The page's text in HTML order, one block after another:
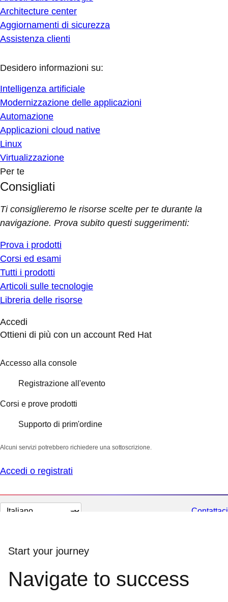
Architecture center
Aggiornamenti di sicurezza
Assistenza clienti
Desidero informazioni su:
Intelligenza artificiale
Modernizzazione delle applicazioni
Automazione
Applicazioni cloud native
Linux
Virtualizzazione
Per te
Consigliati
Ti consiglieremo le risorse scelte per te durante la
navigazione. Prova subito questi suggerimenti:
Prova i prodotti
Corsi ed esami
Tutti i prodotti
Articoli sulle tecnologie
Libreria delle risorse
Accedi
Ottieni di più con un account Red Hat
Accesso alla console
Registrazione all'evento
Corsi e prove prodotti
Supporto di prim'ordine
Alcuni servizi potrebbero richiedere una sottoscrizione.
Accedi o registrati
Cambia
Contattaci
Start your journey
Navigate to success